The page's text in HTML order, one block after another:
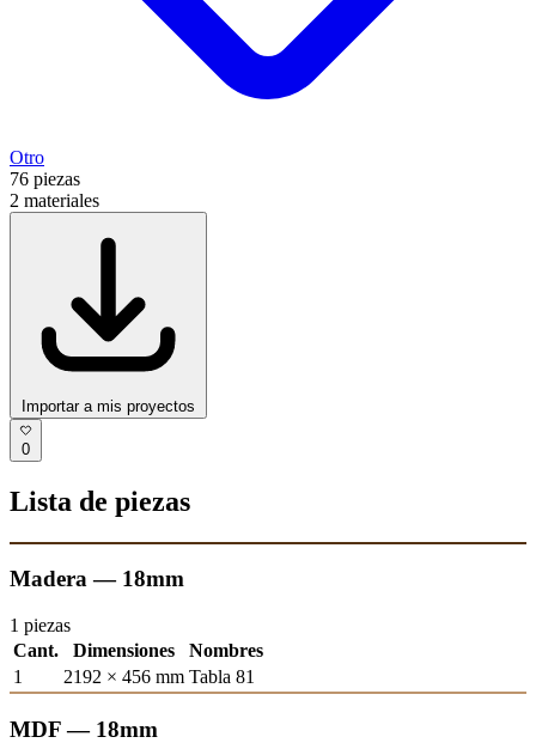
Otro
76 piezas
2 materiales
Importar a mis proyectos
0
Lista de piezas
Madera — 18mm
1 piezas
Cant.
Dimensiones
Nombres
1
2192 × 456 mm Tabla 81
MDF — 18mm